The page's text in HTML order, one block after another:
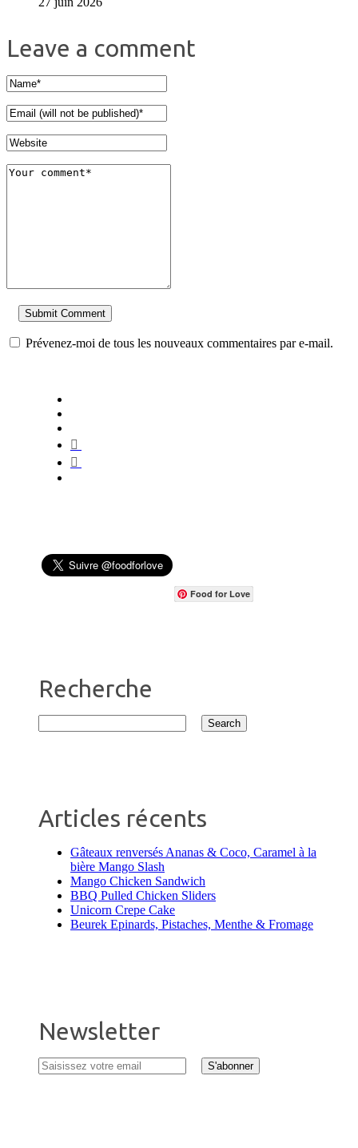
Leave a comment
Prévenez-moi de tous les nouveaux commentaires par e-mail.
Food for Love
Recherche
Articles récents
Gâteaux renversés Ananas & Coco, Caramel à la
bière Mango Slash
Mango Chicken Sandwich
BBQ Pulled Chicken Sliders
Unicorn Crepe Cake
Beurek Epinards, Pistaches, Menthe & Fromage
Newsletter